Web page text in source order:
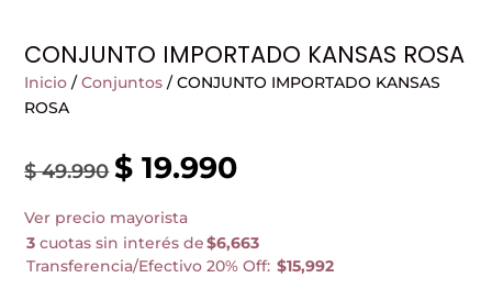
CONJUNTO IMPORTADO KANSAS ROSA
Inicio /Conjuntos / CONJUNTO IMPORTADO KANSAS
ROSA
$49.990 El
original
era:
$ 49.990.
$ 19.990El
es:
$ 19.990.
Ver precio mayorista
3 cuotas sin interés de$6,663
Transferencia/Efectivo 20% Off: $15,992